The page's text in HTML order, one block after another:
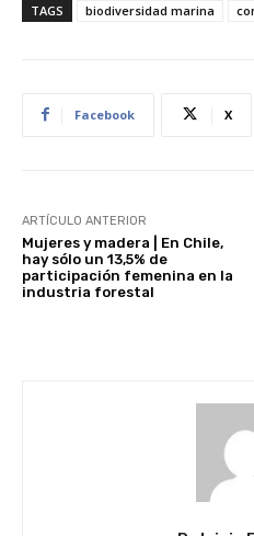
TAGS biodiversidad marina
Facebook X
ARTÍCULO ANTERIOR
Mujeres y madera | En Chile,
hay sólo un 13,5% de
participación femenina en la
industria forestal